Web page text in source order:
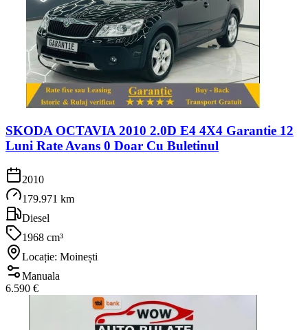
SKODA OCTAVIA 2010 2.0D E4 4X4 Garantie 12
Luni Rate Avans 0 Doar Cu Buletinul
2010
179.971 km
Diesel
1968 cm³
Locație: Moinești
Manuala
6.590 €